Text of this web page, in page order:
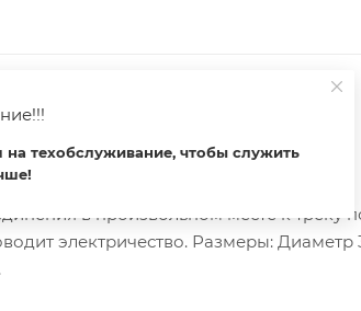
в произвольном месте к треку
электричество. Размеры: Диаметр
на техобслуживание, чтобы служить